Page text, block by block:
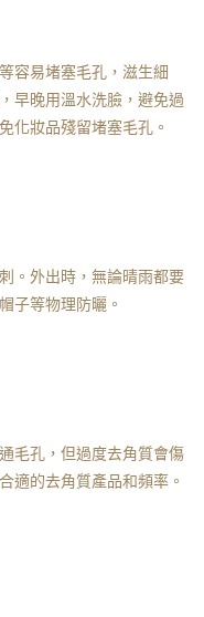
容易堵塞毛孔，滋生細
早晚用溫水洗臉，避免過
化妝品殘留堵塞毛孔。
。外出時，無論晴雨都要
子等物理防曬。
毛孔，但過度去角質會傷
適的去角質產品和頻率。